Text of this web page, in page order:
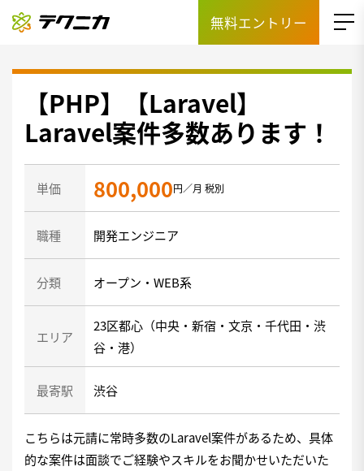
無料エントリー
【PHP】【Laravel】
Laravel案件多数あります！
単価 800,000円／月 税別
職種 開発エンジニア
分類 オープン・WEB系
エリア
23区都心（中央・新宿・文京・千代田・渋
谷・港）
最寄駅 渋谷
こちらは元請に常時多数のLaravel案件があるため、具体
的な案件は面談でご経験やスキルをお聞かせいただいた